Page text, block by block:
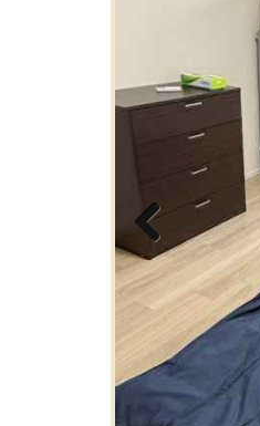
Previous